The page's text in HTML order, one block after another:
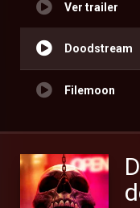
Ver trailer
Doodstream
Filemoon